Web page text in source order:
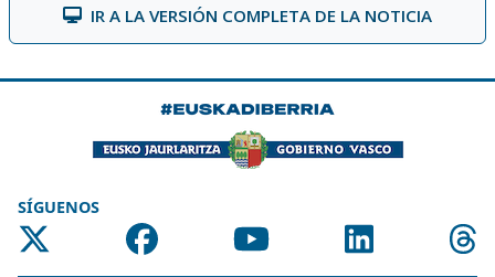
IR A LA VERSIÓN COMPLETA DE LA NOTICIA
SÍGUENOS